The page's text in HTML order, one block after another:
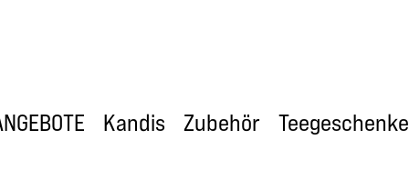
Kandis Zubehör Teegeschenke